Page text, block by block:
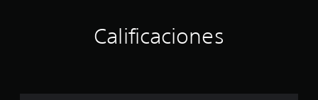
Calificaciones